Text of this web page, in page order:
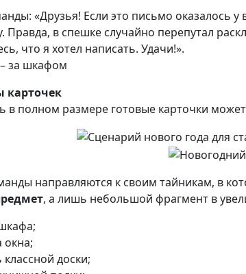
«Друзья! Если это письмо оказалось
Правда, в спешке случайно перепутал
что я хотел написать. Удачи!».
– за шкафом
карточек
в полном размере готовые карточки
направляются к своим тайникам, в
, а лишь небольшой фрагмент в
окна;
классной доски;